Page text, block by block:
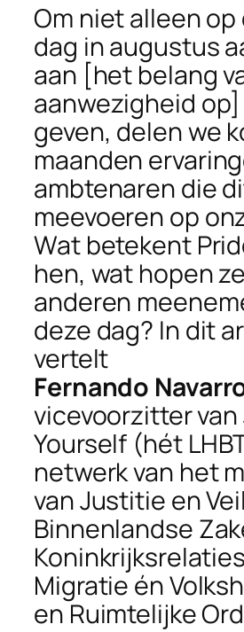
Om niet alleen
dag in augustus
aan [het belang
aanwezigheid
geven, delen we
maanden
ambtenaren die
meevoeren op
Wat betekent
hen, wat hopen
anderen
deze dag? In dit
vertelt
Fernando
vicevoorzitter van
Yourself (hét
netwerk van het
van Justitie en
Binnenlandse
Migratie én
en Ruimtelijke